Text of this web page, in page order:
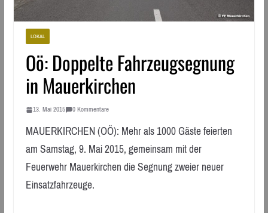
LOKAL
Oö: Doppelte Fahrzeugsegnung
in Mauerkirchen
13. Mai 2015 0 Kommentare
MAUERKIRCHEN (OÖ): Mehr als 1000 Gäste feierten
am Samstag, 9. Mai 2015, gemeinsam mit der
Feuerwehr Mauerkirchen die Segnung zweier neuer
Einsatzfahrzeuge.